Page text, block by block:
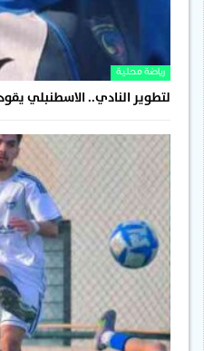
رياضة محلية
لتطوير النادي.. الاسطنبلي يقود